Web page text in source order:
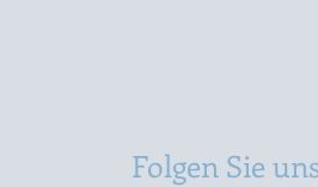
Folgen Sie